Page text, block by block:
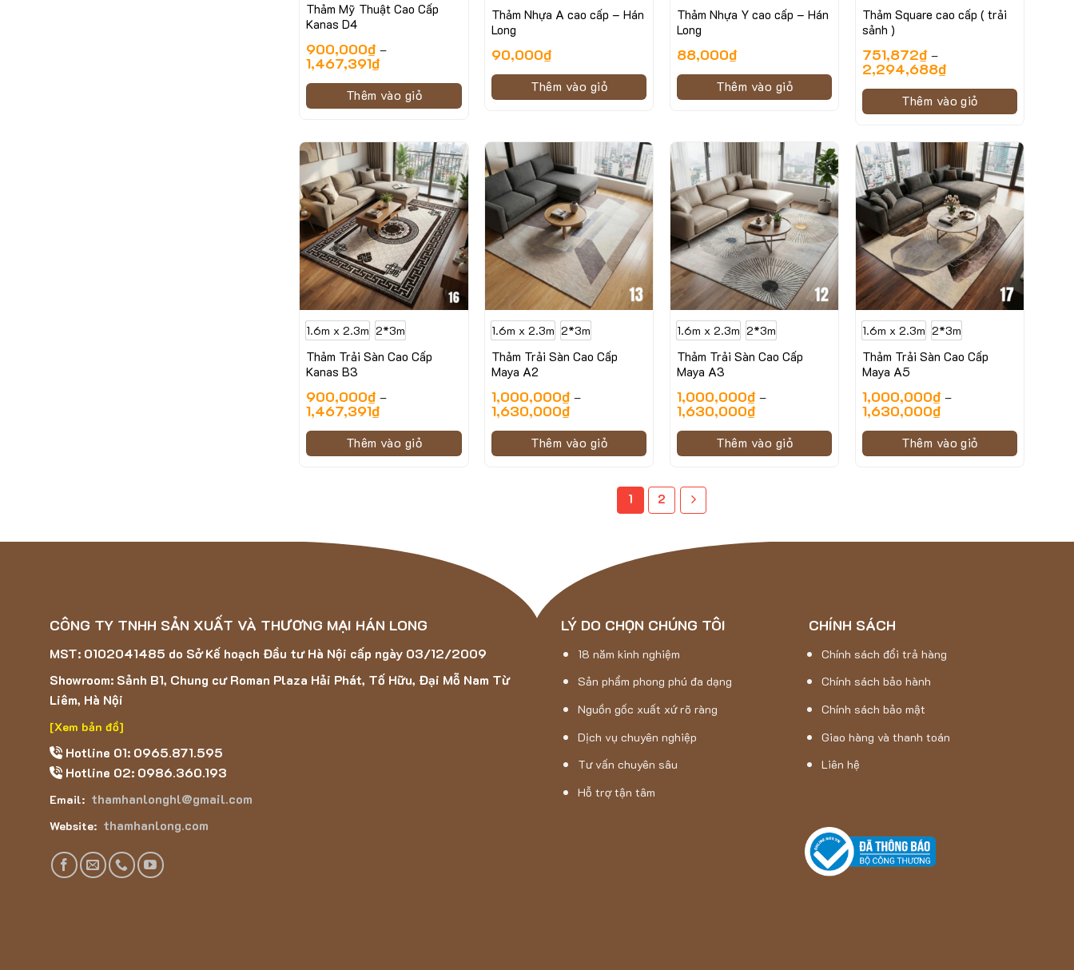
Thảm Mỹ Thuật Cao Cấp
Kanas D4
900,000₫ –
1,467,391₫
Thêm vào giỏ
Thảm Nhựa A cao cấp – Hán
Long
90,000₫
Thêm vào giỏ
Thảm Nhựa Y cao cấp – Hán
Long
88,000₫
Thêm vào giỏ
Thảm Square cao cấp ( trải
sảnh )
751,872₫–
2,294,688₫
Thêm vào giỏ
1.6m x 2.3m 2*3m
Thảm Trải Sàn Cao Cấp
Kanas B3
900,000₫ –
1,467,391₫
Thêm vào giỏ
1.6m x 2.3m 2*3m
Thảm Trải Sàn Cao Cấp
Maya A2
1,000,000₫ –
1,630,000₫
Thêm vào giỏ
1.6m x 2.3m 2*3m
Thảm Trải Sàn Cao Cấp
Maya A3
1,000,000₫ –
1,630,000₫
Thêm vào giỏ
1.6m x 2.3m 2*3m
Thảm Trải Sàn Cao Cấp
Maya A5
1,000,000₫–
1,630,000₫
Thêm vào giỏ
1 2
CÔNG TY TNHH SẢN XUẤT VÀ THƯƠNG MẠI HÁN LONG
MST: 0102041485 do Sở Kế hoạch Đầu tư Hà Nội cấp ngày 03/12/2009
Showroom: Sảnh B1, Chung cư Roman Plaza Hải Phát, Tố Hữu, Đại Mỗ Nam Từ
Liêm, Hà Nội
[Xem bản đồ]
Hotline 01: 0965.871.595
Hotline 02: 0986.360.193
Email: thamhanlonghl@gmail.com
Website: thamhanlong.com
LÝ DO CHỌN CHÚNG TÔI
18 năm kinh nghiệm
Sản phẩm phong phú đa dạng
Nguồn gốc xuất xứ rõ ràng
Dịch vụ chuyên nghiệp
Tư vấn chuyên sâu
Hỗ trợ tận tâm
CHÍNH SÁCH
Chính sách đổi trả hàng
Chính sách bảo hành
Chính sách bảo mật
Giao hàng và thanh toán
Liên hệ